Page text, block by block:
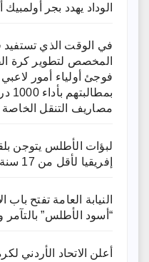
الوداد يهدد بجر
في الوقت الذي تستفيد
المخصص لتطوير كرة
فوجئ أولياء أمور
مصاريف التنقل
لبؤات الأطلس يتوجن
إفريقيا لأقل من 17 سنة
النيابة العامة تفتح
“أسود الأطلس” بالتآمر
أعلن الاتحاد الأردني